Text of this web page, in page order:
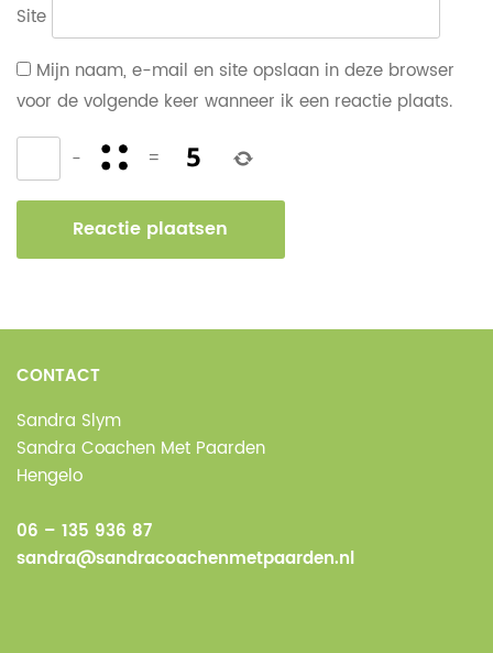
Site
Mijn naam, e-mail en site opslaan in deze browser
voor de volgende keer wanneer ik een reactie plaats.
− =
CONTACT
Sandra Slym
Sandra Coachen Met Paarden
Hengelo
06 – 135 936 87
sandra@sandracoachenmetpaarden.nl